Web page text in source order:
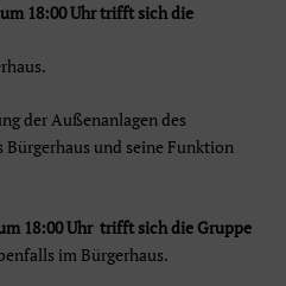
18:00 Uhr trifft sich die
der Außenanlagen des
Bürgerhaus und seine Funktion
18:00 Uhr trifft sich die Gruppe
im Bürgerhaus.